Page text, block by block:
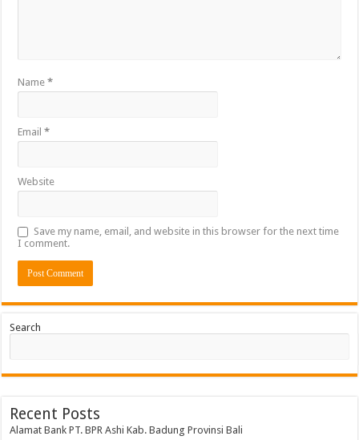
Name*
Email*
Website
Save my name, email, and website in this browser for the next time
I comment.
Search
Recent Posts
Alamat Bank PT. BPR Ashi Kab. Badung Provinsi Bali